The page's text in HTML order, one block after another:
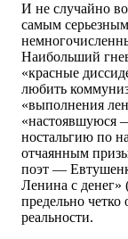
И не случайно
самым
Наибольший
«красные
любить
«выполнения
«настоявшуюся
ностальгию по
отчаянным
поэт —
Ленина с
предельно четко
реальности.